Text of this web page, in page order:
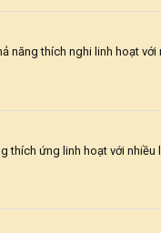
năng thích nghi linh hoạt
thích ứng linh hoạt với nhiều